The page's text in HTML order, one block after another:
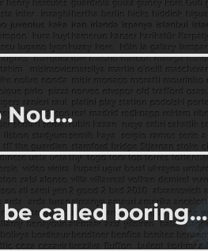
Nou…
be called boring…